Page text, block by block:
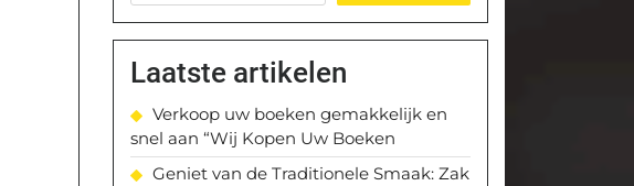
Laatste artikelen
Verkoop uw boeken gemakkelijk en
snel aan “Wij Kopen Uw Boeken
Geniet van de Traditionele Smaak: Zak